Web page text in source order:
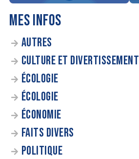
MES INFOS
AUTRES
CULTURE ET DIVERTISSEMENT
ÉCOLOGIE
ÉCOLOGIE
ÉCONOMIE
FAITS DIVERS
POLITIQUE